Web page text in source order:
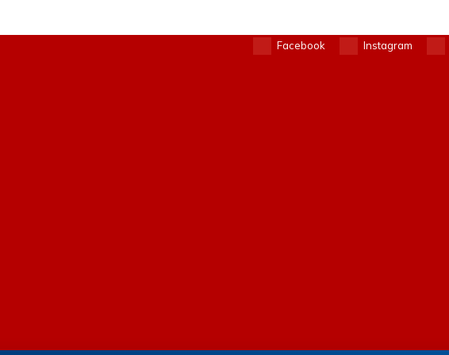
Facebook Instagram